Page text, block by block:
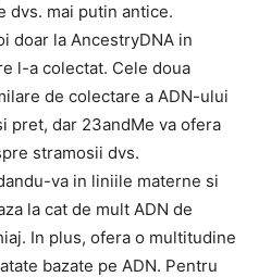
dvs. mai putin antice.
doar la AncestryDNA in
l-a colectat. Cele doua
de colectare a ADN-ului
pret, dar 23andMe va ofera
stramosii dvs.
va in liniile materne si
la cat de mult ADN de
In plus, ofera o multitudine
bazate pe ADN. Pentru